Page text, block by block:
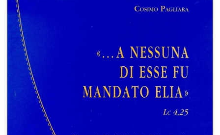
+
COLLANE
RIVISTE
AUTORI VARI